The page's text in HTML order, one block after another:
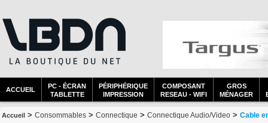
ACCUEIL
PC - ÉCRAN
TABLETTE
PÉRIPHÉRIQUE
IMPRESSION
COMPOSANT
RESEAU - WIFI
GROS
MÉNAGER
Accueil > Consommables > Connectique > Connectique Audio/Video > Cable